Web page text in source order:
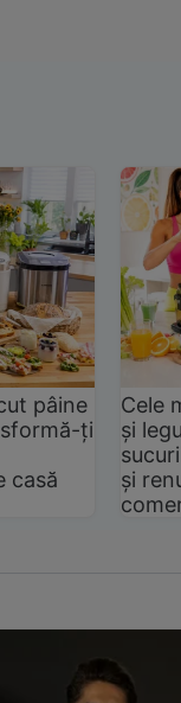
pâine
ți
casă
Cele
și
și